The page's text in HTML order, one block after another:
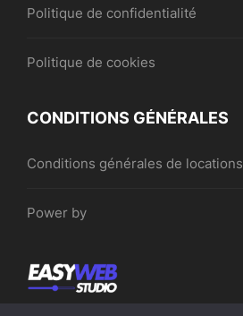
Politique de confidentialité
Politique de cookies
CONDITIONS GÉNÉRALES
Conditions générales de locations
Power by